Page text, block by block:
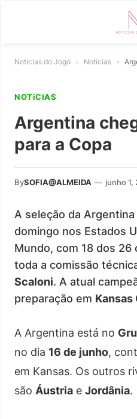
Notícias do Jogo » Notícias »
NOTíCIAS
Argentina
para a Copa
BySOFIA@ALMEIDA — junho 1,
A seleção da
domingo nos Estados
Mundo, com 18 dos 26
toda a comissão
Scaloni. A atual
preparação em Kansas
A Argentina está no
no dia 16 de junho,
em Kansas. Os outros
são Áustria e Jordânia.